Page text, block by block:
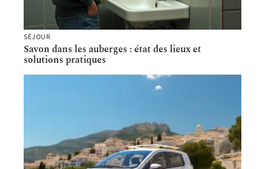
SÉJOUR
Savon dans les auberges : état des lieux et
solutions pratiques